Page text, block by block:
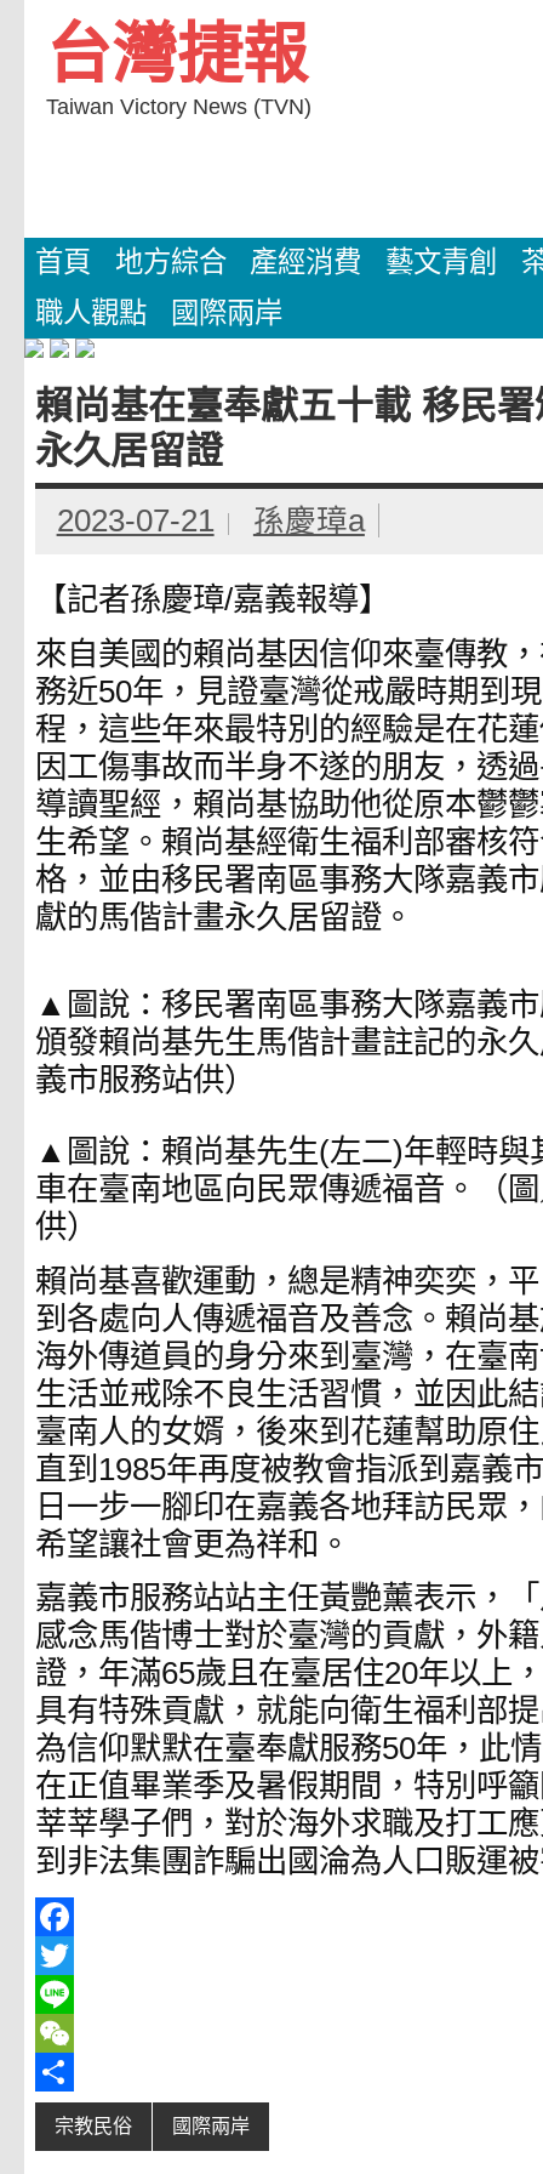
content台灣捷報
Taiwan Victory News (TVN)
首頁 地方綜合 產經消費 藝文青創
職人觀點
國際兩岸
賴尚基在臺奉獻五十載 移民
永久居留證
2023-07-21 孫慶璋a
【記者孫慶璋/嘉義報導】
來自美國的賴尚基因信仰來臺傳教
務近50年，見證臺灣從戒嚴時期到
程，這些年來最特別的經驗是在花
因工傷事故而半身不遂的朋友，透
導讀聖經，賴尚基協助他從原本鬱
生希望。賴尚基經衛生福利部審核
格，並由移民署南區事務大隊嘉義
獻的馬偕計畫永久居留證。
▲圖說：移民署南區事務大隊嘉義
頒發賴尚基先生馬偕計畫註記的永
義市服務站供）
▲圖說：賴尚基先生(左二)年輕時與
車在臺南地區向民眾傳遞福音。（
供）
賴尚基喜歡運動，總是精神奕奕，
到各處向人傳遞福音及善念。賴尚
海外傳道員的身分來到臺灣，在臺
生活並戒除不良生活習慣，並因此
臺南人的女婿，後來到花蓮幫助原
直到1985年再度被教會指派到嘉義
日一步一腳印在嘉義各地拜訪民眾
希望讓社會更為祥和。
嘉義市服務站站主任黃艷薰表示，
感念馬偕博士對於臺灣的貢獻，外
證，年滿65歲且在臺居住20年以上
具有特殊貢獻，就能向衛生福利部
為信仰默默在臺奉獻服務50年，此
在正值畢業季及暑假期間，特別呼
莘莘學子們，對於海外求職及打工
到非法集團詐騙出國淪為人口販運
F
a
c
e
b
o
T
w
t
t
L
n
e
W
e
C
分
享
宗教民俗 國際兩岸